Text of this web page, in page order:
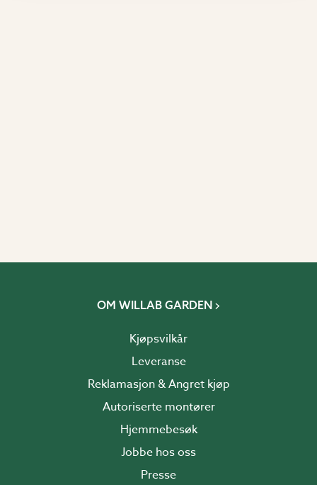
OM WILLAB GARDEN
Kjøpsvilkår
Leveranse
Reklamasjon & Angret kjøp
Autoriserte montører
Hjemmebesøk
Jobbe hos oss
Presse